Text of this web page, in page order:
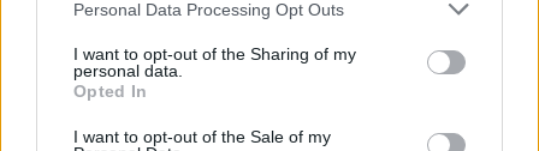
not limited to your visit or usage behaviour. You may click to
grant or deny consent to Google and its third-party tags to
use your data for below specified purposes in below Google
consent section.
Personal Data Processing Opt Outs
I want to opt-out of the Sharing of my
personal data.
Opted In
I want to opt-out of the Sale of my
Paolo Pinna